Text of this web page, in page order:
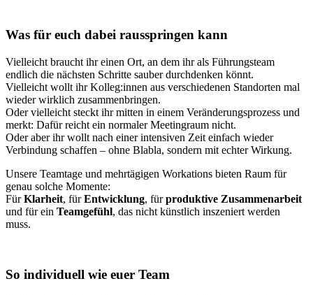
Was für euch dabei rausspringen kann
Vielleicht braucht ihr einen Ort, an dem ihr als Führungsteam
endlich die nächsten Schritte sauber durchdenken könnt.
Vielleicht wollt ihr Kolleg:innen aus verschiedenen Standorten mal
wieder wirklich zusammenbringen.
Oder vielleicht steckt ihr mitten in einem Veränderungsprozess und
merkt: Dafür reicht ein normaler Meetingraum nicht.
Oder aber ihr wollt nach einer intensiven Zeit einfach wieder
Verbindung schaffen – ohne Blabla, sondern mit echter Wirkung.
Unsere Teamtage und mehrtägigen Workations bieten Raum für
genau solche Momente:
FürKlarheit, fürEntwicklung, fürproduktive Zusammenarbeit
und für ein Teamgefühl, das nicht künstlich inszeniert werden
muss.
So individuell wie euer Team